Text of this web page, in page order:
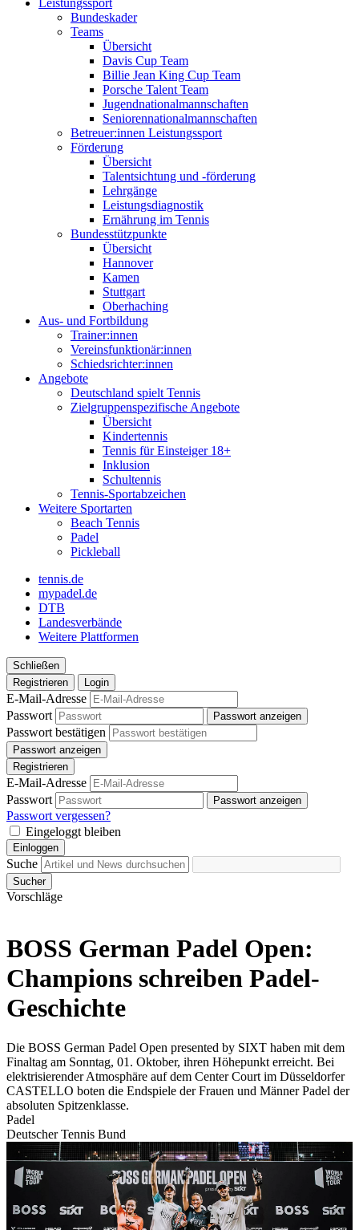
Leistungssport
Bundeskader
Teams
Übersicht
Davis Cup Team
Billie Jean King Cup Team
Porsche Talent Team
Jugendnationalmannschaften
Seniorennationalmannschaften
Betreuer:innen Leistungssport
Förderung
Übersicht
Talentsichtung und -förderung
Lehrgänge
Leistungsdiagnostik
Ernährung im Tennis
Bundesstützpunkte
Übersicht
Hannover
Kamen
Stuttgart
Oberhaching
Aus- und Fortbildung
Trainer:innen
Vereinsfunktionär:innen
Schiedsrichter:innen
Angebote
Deutschland spielt Tennis
Zielgruppenspezifische Angebote
Übersicht
Kindertennis
Tennis für Einsteiger 18+
Inklusion
Schultennis
Tennis-Sportabzeichen
Weitere Sportarten
Beach Tennis
Padel
Pickleball
tennis.de
mypadel.de
DTB
Landesverbände
Weitere Plattformen
Schließen
Registrieren
Login
E-Mail-Adresse
Passwort
Passwort anzeigen
Passwort bestätigen
Passwort anzeigen
Registrieren
E-Mail-Adresse
Passwort
Passwort anzeigen
Passwort vergessen?
Eingeloggt bleiben
Einloggen
Suche
Sucher
Vorschläge
BOSS German Padel Open:
Champions schreiben Padel-
Geschichte
Die BOSS German Padel Open presented by SIXT haben mit dem
Finaltag am Sonntag, 01. Oktober, ihren Höhepunkt erreicht. Bei
elektrisierender Atmosphäre auf dem Center Court im Düsseldorfer
CASTELLO boten die Endspiele der Frauen und Männer Padel der
absoluten Spitzenklasse.
Padel
Deutscher Tennis Bund